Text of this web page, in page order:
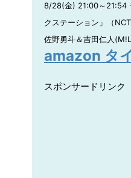
8/28(金) 21:00～21:54
クステーション」（
佐野勇斗＆吉田仁人
amazon タ
スポンサードリンク